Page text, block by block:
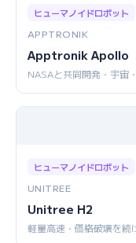
ヒューマノイドロボット
APPTRONIK
Apptronik Apollo
NASAと共同開発・宇宙
ヒューマノイドロボット
UNITREE
Unitree H2
軽量高速・価格破壊を